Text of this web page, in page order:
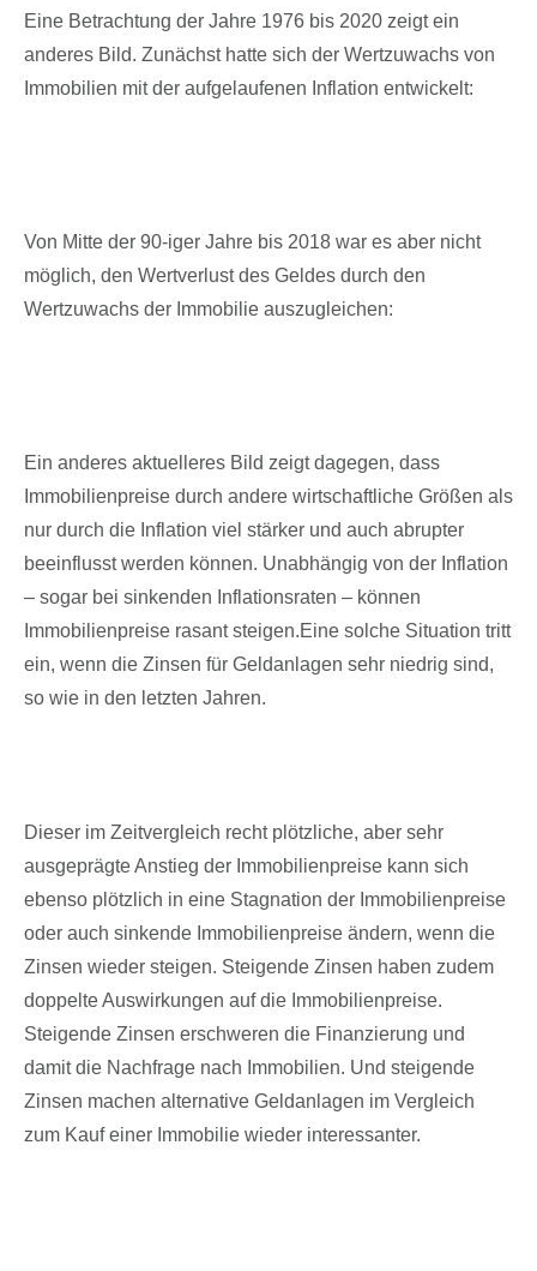
Eine Betrachtung der Jahre 1976 bis 2020 zeigt ein
anderes Bild. Zunächst hatte sich der Wertzuwachs von
Immobilien mit der aufgelaufenen Inflation entwickelt:
Von Mitte der 90-iger Jahre bis 2018 war es aber nicht
möglich, den Wertverlust des Geldes durch den
Wertzuwachs der Immobilie auszugleichen:
Ein anderes aktuelleres Bild zeigt dagegen, dass
Immobilienpreise durch andere wirtschaftliche Größen als
nur durch die Inflation viel stärker und auch abrupter
beeinflusst werden können. Unabhängig von der Inflation
– sogar bei sinkenden Inflationsraten – können
Immobilienpreise rasant steigen.Eine solche Situation tritt
ein, wenn die Zinsen für Geldanlagen sehr niedrig sind,
so wie in den letzten Jahren.
Dieser im Zeitvergleich recht plötzliche, aber sehr
ausgeprägte Anstieg der Immobilienpreise kann sich
ebenso plötzlich in eine Stagnation der Immobilienpreise
oder auch sinkende Immobilienpreise ändern, wenn die
Zinsen wieder steigen. Steigende Zinsen haben zudem
doppelte Auswirkungen auf die Immobilienpreise.
Steigende Zinsen erschweren die Finanzierung und
damit die Nachfrage nach Immobilien. Und steigende
Zinsen machen alternative Geldanlagen im Vergleich
zum Kauf einer Immobilie wieder interessanter.